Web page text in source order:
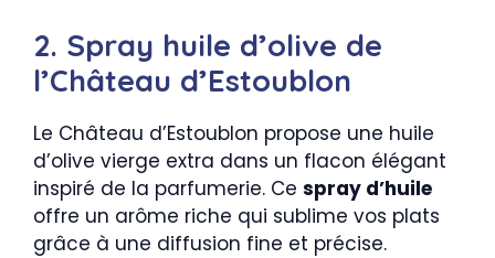
2. Spray huile d’olive de
l’Château d’Estoublon
Le Château d’Estoublon propose une huile
d’olive vierge extra dans un flacon élégant
inspiré de la parfumerie. Ce spray d’huile
offre un arôme riche qui sublime vos plats
grâce à une diffusion fine et précise.